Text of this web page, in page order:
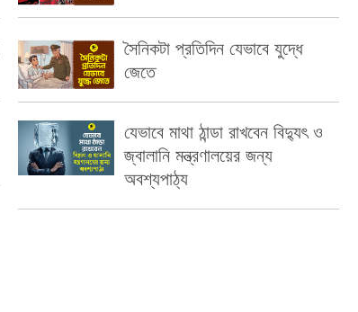
সৈনিকটা প্রতিদিন যেভাবে যুদ্ধে
জেতে
যেভাবে মাথা ঠান্ডা রাখবেন বিদ্যুৎ ও
জ্বালানি মন্ত্রণালয়ের জন্য
অবশ্যপাঠ্য